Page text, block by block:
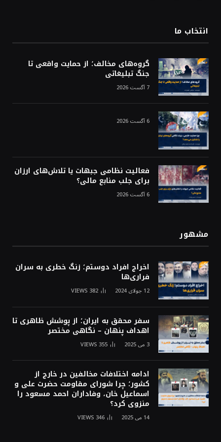
انتخاب ما
گروه‌های مخالف؛ از حمایت واقعی تا
جنگ تبلیغاتی
7 آگست 2026
6 آگست 2026
فعالیت نظامی جبهات یا تلاش‌های ارزان
برای جلب منابع مالی؟
6 آگست 2026
مشهور
اخراج افراد دوستم؛ زنگ خطری به سران
فراری‌ها
12 جولای 2024 382
VIEWS
سفر محقق به ایران؛ از پوشش ظاهری تا
اهداف پنهان – نگاهی مختصر
3 می 2025 355
VIEWS
ادامه اختلافات مخالفین در خارج از
کشور؛ چرا شورای مقاومت حضرت علی و
اسماعیل خان، وفاداران احمد مسعود را
منزوی کرد؟
14 می 2025 346
VIEWS